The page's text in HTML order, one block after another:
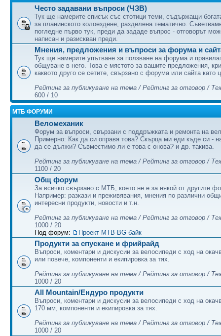
Често задавани въпроси (ЧЗВ)
Тук ще намерите списък със стотици теми, съдържащи
за планинското колоездене, разделена тематично.
погледне първо тук, преди да зададе въпрос - отговорът
написан и разискван преди.
Мнения, предложения и въпроси за форума и
Тук ще намерите упътване за ползване на форума и
общуване в него. Това е мястото за вашите предложения,
каквото друго се сетите, свързано с форума или сайта като
Рейтинг за публикуване на тема / Рейтинг за отговор /
600 / 10
МТБ ФОРУМИ
Веломеханик
Форум за въпроси, свързани с поддръжката и ремонта на
Примерно: Как да си оправя това? Скърца ми еди къде си -
да се дължи? Съвместимо ли е това с онова? и др. такива.
Рейтинг за публикуване на тема / Рейтинг за отговор /
1100 / 20
Общ форум
За всичко свързано с МТБ, което не е за някой от другите
Например: разкази и преживявания, мнения по различни
интeресни продукти, новости и т.н.
Рейтинг за публикуване на тема / Рейтинг за отговор /
1000 / 20
Под форум:
Проект MTB-BG байк
Продукти за спускане и фрийрайд
Въпроси, коментари и дискусии за велосипеди с ход на
или повече, компоненти и екипировка за тях.
Рейтинг за публикуване на тема / Рейтинг за отговор /
1000 / 20
All Mountain/Ендуро продукти
Въпроси, коментари и дискусии за велосипеди с ход на
170 мм, компоненти и екипировка за тях.
Рейтинг за публикуване на тема / Рейтинг за отговор /
1000 / 20